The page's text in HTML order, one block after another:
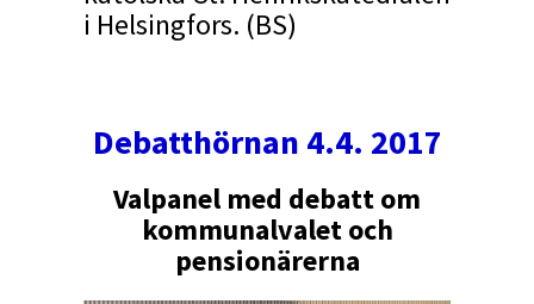
i Helsingfors. (BS)
Debatthörnan 4.4. 2017
Valpanel med debatt om
kommunalvalet och
pensionärerna